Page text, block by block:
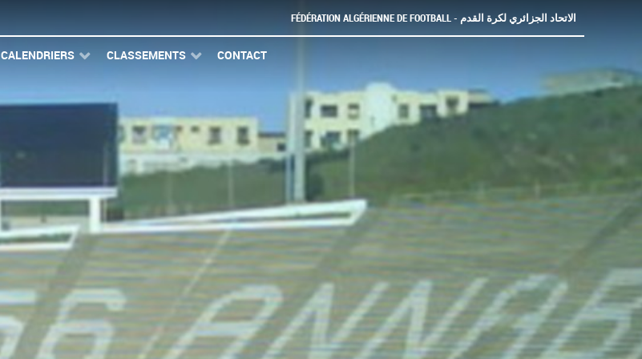
FÉDÉRATION ALGÉRIENNE DE FOOTBALL - الاتحاد الجزائري لكرة القدم
CALENDRIERS CLASSEMENTS CONTACT